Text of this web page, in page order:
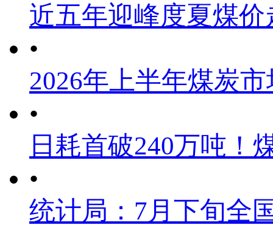
近五年迎峰度夏煤价
•
2026年上半年煤炭
•
日耗首破240万吨！
•
统计局：7月下旬全